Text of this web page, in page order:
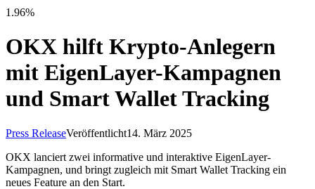
1.96%
OKX hilft Krypto-Anlegern
mit EigenLayer-Kampagnen
und Smart Wallet Tracking
Press ReleaseVeröffentlicht14. März 2025
OKX lanciert zwei informative und interaktive EigenLayer-
Kampagnen, und bringt zugleich mit Smart Wallet Tracking ein
neues Feature an den Start.